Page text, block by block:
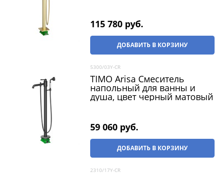
115 780 руб.
ДОБАВИТЬ В КОРЗИНУ
5300/03Y-CR
TIMO Arisa Смеситель
напольный для ванны и
душа, цвет черный матовый
59 060 руб.
ДОБАВИТЬ В КОРЗИНУ
2310/17Y-CR